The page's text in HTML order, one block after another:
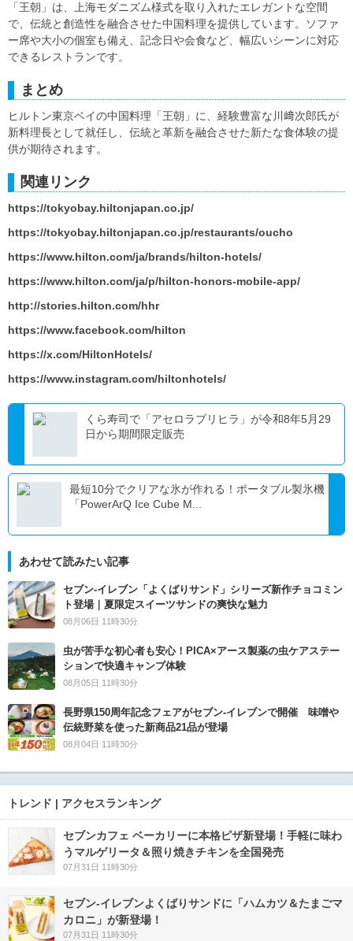
「王朝」は、上海モダニズム様式を取り入れたエレガントな空間
で、伝統と創造性を融合させた中国料理を提供しています。ソファ
ー席や大小の個室も備え、記念日や会食など、幅広いシーンに対応
できるレストランです。
まとめ
ヒルトン東京ベイの中国料理「王朝」に、経験豊富な川﨑次郎氏が
新料理長として就任し、伝統と革新を融合させた新たな食体験の提
供が期待されます。
関連リンク
https://tokyobay.hiltonjapan.co.jp/
https://tokyobay.hiltonjapan.co.jp/restaurants/oucho
https://www.hilton.com/ja/brands/hilton-hotels/
https://www.hilton.com/ja/p/hilton-honors-mobile-app/
http://stories.hilton.com/hhr
https://www.facebook.com/hilton
https://x.com/HiltonHotels/
https://www.instagram.com/hiltonhotels/
くら寿司で「アセロラブリヒラ」が令和8年5月29
日から期間限定販売
最短10分でクリアな氷が作れる！ポータブル製氷機
「PowerArQ Ice Cube M...
あわせて読みたい記事
セブン‐イレブン「よくばりサンド」シリーズ新作チョコミン
ト登場｜夏限定スイーツサンドの爽快な魅力
08月06日 11時30分
虫が苦手な初心者も安心！PICA×アース製薬の虫ケアステー
ションで快適キャンプ体験
08月05日 11時30分
長野県150周年記念フェアがセブン-イレブンで開催 味噌や
伝統野菜を使った新商品21品が登場
08月04日 11時30分
トレンド | アクセスランキング
セブンカフェ ベーカリーに本格ピザ新登場！手軽に味わ
うマルゲリータ＆照り焼きチキンを全国発売
07月31日 11時30分
セブン‐イレブンよくばりサンドに「ハムカツ＆たまごマ
カロニ」が新登場！
07月31日 11時30分